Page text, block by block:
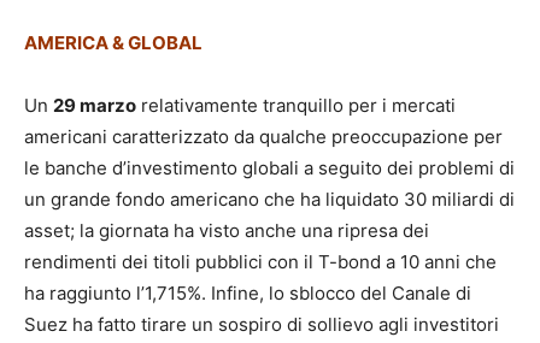
AMERICA & GLOBAL
Un 29 marzo relativamente tranquillo per i mercati
americani caratterizzato da qualche preoccupazione per
le banche d’investimento globali a seguito dei problemi di
un grande fondo americano che ha liquidato 30 miliardi di
asset; la giornata ha visto anche una ripresa dei
rendimenti dei titoli pubblici con il T-bond a 10 anni che
ha raggiunto l’1,715%. Infine, lo sblocco del Canale di
Suez ha fatto tirare un sospiro di sollievo agli investitori